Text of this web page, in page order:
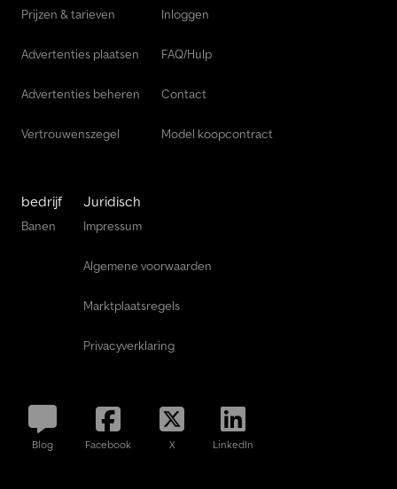
Prijzen & tarieven
Advertenties plaatsen
Advertenties beheren
Vertrouwenszegel
Inloggen
FAQ/Hulp
Contact
Model koopcontract
bedrijf
Banen
Juridisch
Impressum
Algemene voorwaarden
Marktplaatsregels
Privacyverklaring
Blog Facebook X LinkedIn